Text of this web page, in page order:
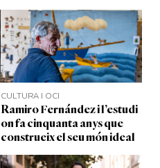
CULTURA I OCI
Ramiro Fernández i l’estudi
on fa cinquanta anys que
construeix el seu món ideal